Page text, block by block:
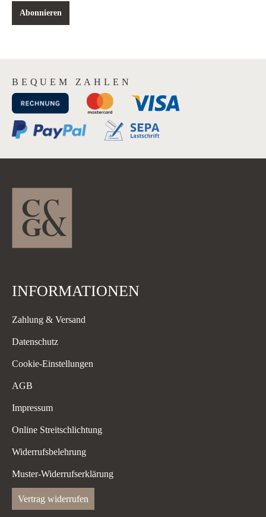
Abonnieren
BEQUEM ZAHLEN
INFORMATIONEN
Zahlung & Versand
Datenschutz
Cookie-Einstellungen
AGB
Impressum
Online Streitschlichtung
Widerrufsbelehrung
Muster-Widerrufserklärung
Vertrag widerrufen